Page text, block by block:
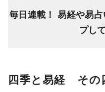
毎日連載！ 易経や易
プし
四季と易経 その